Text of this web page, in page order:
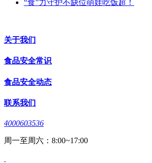
“食”力守护不缺位萌娃吃饭超！
关于我们
食品安全常识
食品安全动态
联系我们
4000603536
周一至周六：8:00~17:00